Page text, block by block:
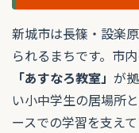
新城市は長篠・設楽
られるまちです。市
「あすなろ教室」 が
い小中学生の居場所
ースでの学習を支えて